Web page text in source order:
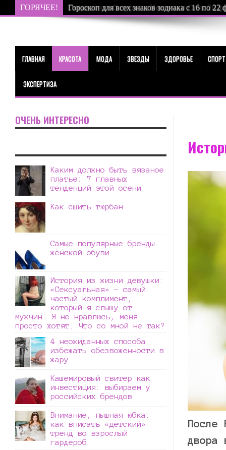
ГОРЯЧЕЕ! Соединение Сатурна и Нептуна в Овне 20
ГЛАВНАЯ КРАСОТА МОДА ЗВЕЗДЫ ЗДОРОВЬЕ СПОРТ
ЭКСПЕРТИЗА
После
двора
ОЧЕНЬ ИНТЕРЕСНО
Каким должно быть вязаное
платье: 7 главных
тенденций этой осени
Как сшить тюрбан
Самые популярные бренды
женской обуви
История из жизни девушки:
«Сексуальная» — самый
частый комплимент,
который я слышу от
мужчин. Я не нравлюсь, меня
просто хотят. Что со мной не так?
4 неожиданных способа
избежать обезвоженности в
жару
Кашемировый свитер как
инвестиция: выбираем у
российских брендов
Внимание, пышная юбка:
как вписать «детский»
тренд во взрослый
гардероб